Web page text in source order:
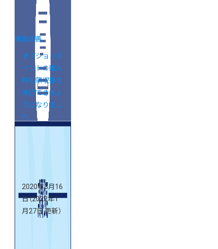
機能改善
オプションポ
イントの購入
時も領収書を
発行できるよ
うになりまし
た
2020年3月16
日（2022年1
月27日 更新）